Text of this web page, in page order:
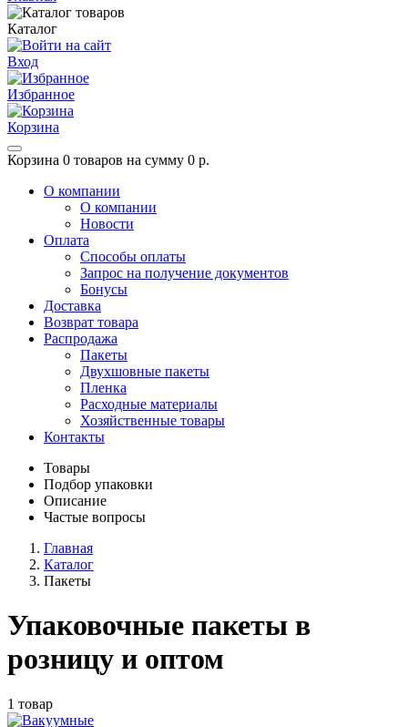
Каталог
Вход
Избранное
Корзина
Корзина 0 товаров на сумму 0 р.
О компании
О компании
Новости
Оплата
Способы оплаты
Запрос на получение документов
Бонусы
Доставка
Возврат товара
Распродажа
Пакеты
Двухшовные пакеты
Пленка
Расходные материалы
Хозяйственные товары
Контакты
Товары
Подбор упаковки
Описание
Частые вопросы
Главная
Каталог
Пакеты
Упаковочные пакеты в
розницу и оптом
1 товар